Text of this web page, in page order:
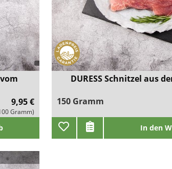
9,95 €
Gramm)
DURESS Schnitzel aus
150 Gramm
In den